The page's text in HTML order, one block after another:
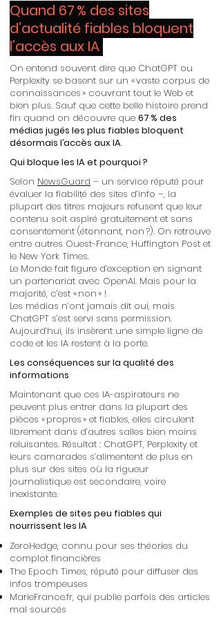
Quand 67 % des sites
d’actualité fiables bloquent
l’accès aux IA
On entend souvent dire que ChatGPT ou
Perplexity se basent sur un « vaste corpus de
connaissances » couvrant tout le Web et
bien plus. Sauf que cette belle histoire prend
fin quand on découvre que 67 % des
médias jugés les plus fiables bloquent
désormais l’accès aux IA.
Qui bloque les IA et pourquoi ?
Selon NewsGuard – un service réputé pour
évaluer la fiabilité des sites d’info –, la
plupart des titres majeurs refusent que leur
contenu soit aspiré gratuitement et sans
consentement (étonnant, non ?). On retrouve
entre autres Ouest-France, Huffington Post et
le New York Times.
Le Monde fait figure d’exception en signant
un partenariat avec OpenAI. Mais pour la
majorité, c’est « non » !
Les médias n’ont jamais dit oui, mais
ChatGPT s’est servi sans permission.
Aujourd’hui, ils insèrent une simple ligne de
code et les IA restent à la porte.
Les conséquences sur la qualité des
informations
Maintenant que ces IA-aspirateurs ne
peuvent plus entrer dans la plupart des
pièces « propres » et fiables, elles circulent
librement dans d’autres salles bien moins
reluisantes. Résultat : ChatGPT, Perplexity et
leurs camarades s’alimentent de plus en
plus sur des sites où la rigueur
journalistique est secondaire, voire
inexistante.
Exemples de sites peu fiables qui
nourrissent les IA
ZeroHedge, connu pour ses théories du
complot financières
The Epoch Times, réputé pour diffuser des
infos trompeuses
MarieFrance.fr, qui publie parfois des articles
mal sourcés